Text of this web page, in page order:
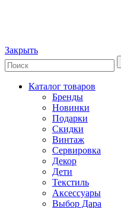
Закрыть
Каталог товаров
Бренды
Новинки
Подарки
Скидки
Винтаж
Сервировка
Декор
Дети
Текстиль
Аксессуары
Выбор Дара